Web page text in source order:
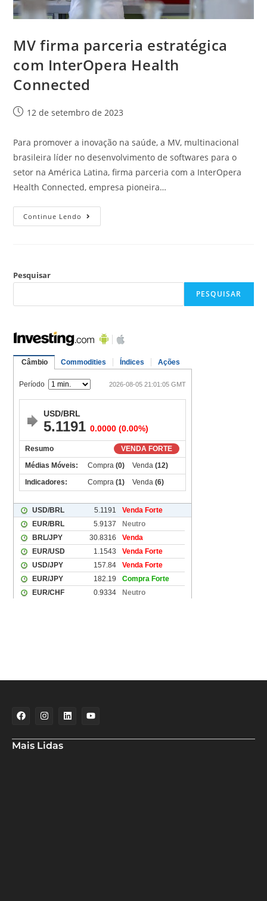
MV firma parceria estratégica
com InterOpera Health
Connected
12 de setembro de 2023
Para promover a inovação na saúde, a MV, multinacional
brasileira líder no desenvolvimento de softwares para o
setor na América Latina, firma parceria com a InterOpera
Health Connected, empresa pioneira…
Continue Lendo
Pesquisar
PESQUISAR
Mais Lidas